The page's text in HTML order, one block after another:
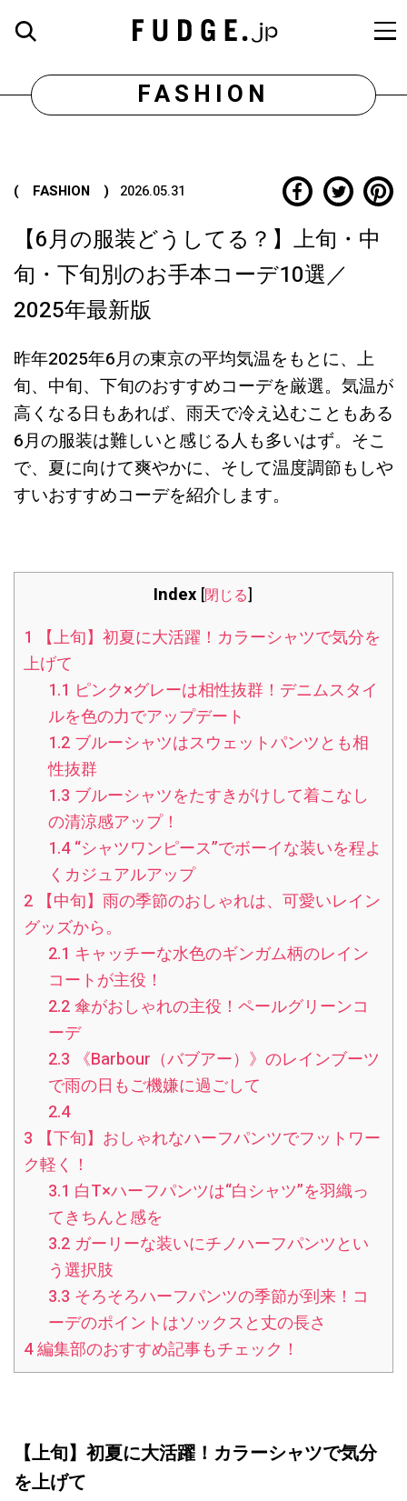
FASHION
( FASHION ) 2026.05.31
【6月の服装どうしてる？】上旬・中
旬・下旬別のお手本コーデ10選／
2025年最新版
昨年2025年6月の東京の平均気温をもとに、上
旬、中旬、下旬のおすすめコーデを厳選。気温が
高くなる日もあれば、雨天で冷え込むこともある
6月の服装は難しいと感じる人も多いはず。そこ
で、夏に向けて爽やかに、そして温度調節もしや
すいおすすめコーデを紹介します。
Index [閉じる]
1
【上旬】初夏に大活躍！カラーシャツで気分を
上げて
1.1 ピンク×グレーは相性抜群！デニムスタイ
ルを色の力でアップデート
1.2 ブルーシャツはスウェットパンツとも相
性抜群
1.3 ブルーシャツをたすきがけして着こなし
の清涼感アップ！
1.4“シャツワンピース”でボーイな装いを程よ
くカジュアルアップ
2【中旬】雨の季節のおしゃれは、可愛いレイン
グッズから。
2.1 キャッチーな水色のギンガム柄のレイン
コートが主役！
2.2傘がおしゃれの主役！ペールグリーンコ
ーデ
2.3 《Barbour（バブアー）》のレインブーツ
で雨の日もご機嫌に過ごして
2.4
3 【下旬】おしゃれなハーフパンツでフットワー
ク軽く！
3.1 白T×ハーフパンツは“白シャツ”を羽織っ
てきちんと感を
3.2 ガーリーな装いにチノハーフパンツとい
う選択肢
3.3 そろそろハーフパンツの季節が到来！コ
ーデのポイントはソックスと丈の長さ
4編集部のおすすめ記事もチェック！
【上旬】初夏に大活躍！カラーシャツで気分
を上げて